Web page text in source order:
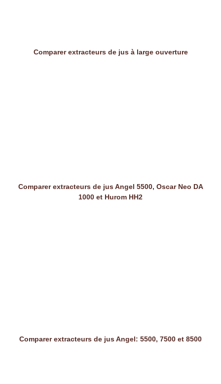
Comparer extracteurs de jus à large ouverture
Comparer extracteurs de jus Angel 5500, Oscar Neo DA
1000 et Hurom HH2
Comparer extracteurs de jus Angel: 5500, 7500 et 8500